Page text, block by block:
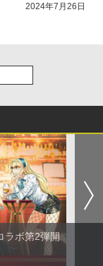
2024年7月26日
ラボ第2弾開